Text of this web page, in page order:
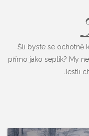
Šli byste se ochotně
přímo jako septik? My
Jestli